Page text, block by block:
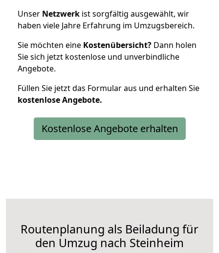
Unser Netzwerk ist sorgfältig ausgewählt, wir
haben viele Jahre Erfahrung im Umzugsbereich.
Sie möchten eine Kostenübersicht? Dann holen
Sie sich jetzt kostenlose und unverbindliche
Angebote.
Füllen Sie jetzt das Formular aus und erhalten Sie
kostenloseAngebote.
Kostenlose Angebote erhalten
Routenplanung als Beiladung für
den Umzug nach Steinheim